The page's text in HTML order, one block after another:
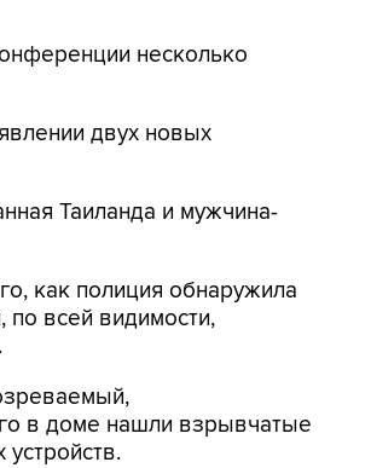
несколько
двух новых
Таиланда и мужчина-
как полиция обнаружила
всей видимости,
в доме нашли взрывчатые